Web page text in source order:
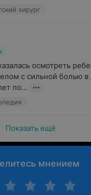
хирург
осмотреть
с сильной болью в
по...
Показать ещё
мнением